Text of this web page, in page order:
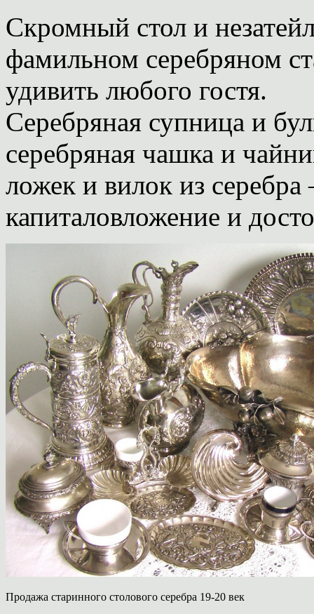
Скромный стол и
фамильном серебряном
удивить любого гостя.
Серебряная супница и
серебряная чашка и
ложек и вилок из серебра
капиталовложение и
Продажа старинного столового серебра 19-20 век